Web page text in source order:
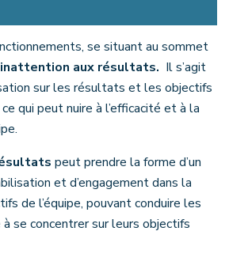
se situant au sommet
aux résultats. Il s’agit
sur les résultats et les objectifs
ce qui peut nuire à l’efficacité et à la
peut prendre la forme d’un
et d’engagement dans la
de l’équipe, pouvant conduire les
à se concentrer sur leurs objectifs